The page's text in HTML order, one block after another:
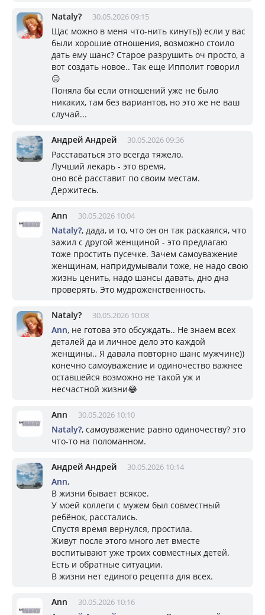
Nataly? 30.05.2026 09:15
Щас можно в меня что-нить кинуть)) если у вас
были хорошие отношения, возможно стоило
дать ему шанс? Старое разрушить оч просто, а
вот создать новое.. Так еще Ипполит говорил
😑
Поняла бы если отношений уже не было
никаких, там без вариантов, но это же не ваш
случай...
Андрей Андрей 30.05.2026 09:36
Расставаться это всегда тяжело.
Лучший лекарь - это время,
оно всё расставит по своим местам.
Держитесь.
Ann 30.05.2026 10:04
Nataly?, дада, и то, что он он так раскаялся, что
зажил с другой женщиной - это предлагаю
тоже простить пусечке. Зачем самоуважение
женщинам, напридумывали тоже, не надо свою
жизнь ценить, надо шансы давать, дно дна
проверять. Это мудроженственность.
Nataly? 30.05.2026 10:08
Ann, не готова это обсуждать.. Не знаем всех
деталей да и личное дело это каждой
женщины.. Я давала повторно шанс мужчине))
конечно самоуважение и одиночество важнее
оставшейся возможно не такой уж и
несчастной жизни😂
Ann 30.05.2026 10:10
Nataly?, самоуважение равно одиночеству? это
что-то на поломанном.
Андрей Андрей 30.05.2026 10:14
Ann,
В жизни бывает всякое.
У моей коллеги с мужем был совместный
ребёнок, расстались.
Спустя время вернулся, простила.
Живут после этого много лет вместе
воспитывают уже троих совместных детей.
Есть и обратные ситуации.
В жизни нет единого рецепта для всех.
Ann 30.05.2026 10:16